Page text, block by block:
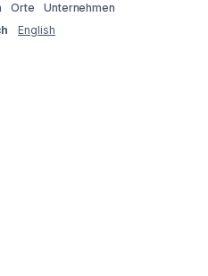
Orte
Unternehmen
English